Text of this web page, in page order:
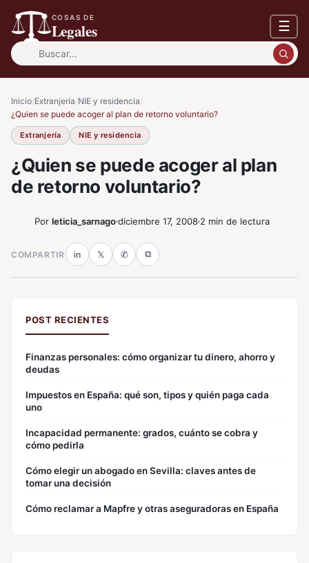
COSAS DE
Legales ☰
Buscar:
Inicio/Extranjería/NIE y residencia/
¿Quien se puede acoger al plan de retorno voluntario?
Extranjería NIE y residencia
¿Quien se puede acoger al plan
de retorno voluntario?
Por leticia_sarnagodiciembre 17, 2008 2 min de lectura
COMPARTIR in 𝕏 ✆ ⧉
POST RECIENTES
Finanzas personales: cómo organizar tu dinero, ahorro y
deudas
Impuestos en España: qué son, tipos y quién paga cada
uno
Incapacidad permanente: grados, cuánto se cobra y
cómo pedirla
Cómo elegir un abogado en Sevilla: claves antes de
tomar una decisión
Cómo reclamar a Mapfre y otras aseguradoras en España